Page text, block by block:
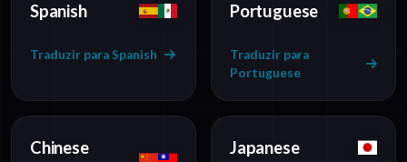
Spanish
Traduzir para Spanish
Portuguese
Traduzir para
Portuguese
Chinese
Japanese